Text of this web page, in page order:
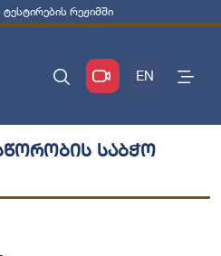
ტესტირების რეჟიმში
EN
საბჭო